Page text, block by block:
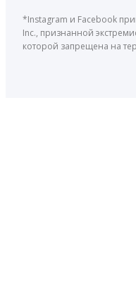
*Instagram и Facebook
Inc., признанной
которой запрещена на